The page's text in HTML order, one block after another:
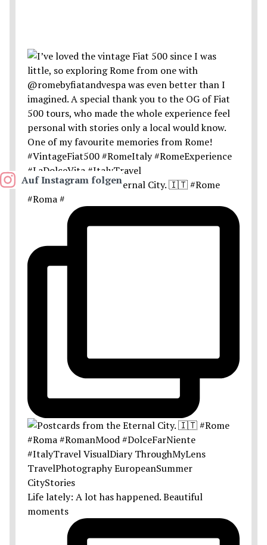
Postcards from the Eternal City. 🇮🇹 #Rome
#Roma #
Life lately: A lot has happened. Beautiful
moments
Auf Instagram folgen